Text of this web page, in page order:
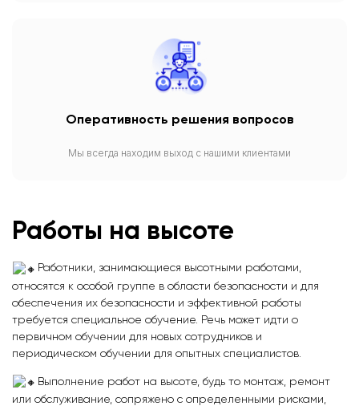
Оперативность решения вопросов
Мы всегда находим выход с нашими клиентами
Работы на высоте
Работники, занимающиеся высотными работами,
относятся к особой группе в области безопасности и для
обеспечения их безопасности и эффективной работы
требуется специальное обучение. Речь может идти о
первичном обучении для новых сотрудников и
периодическом обучении для опытных специалистов.
Выполнение работ на высоте, будь то монтаж, ремонт
или обслуживание, сопряжено с определенными рисками,